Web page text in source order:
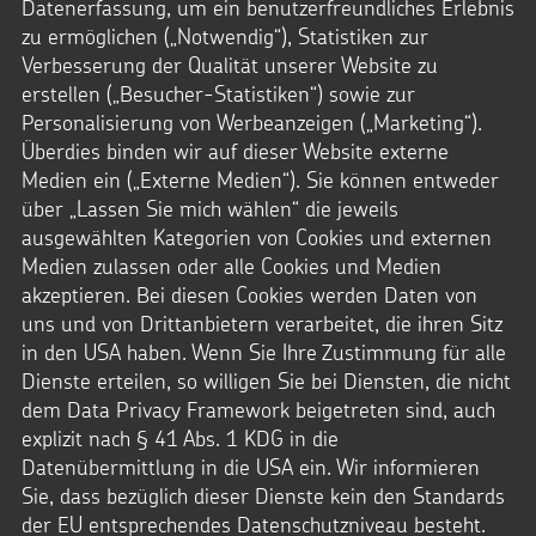
Fußbereich
NACH OBEN
Kindermissionswerk Die Sternsinger e.V.
Stephanstraße 35
52064 Aachen
Telefon: + 49 241.44 61-0
kontakt@sternsinger.de
Spendenkonto
Kindermissionswerk Die Sternsinger e.V.
IBAN: DE95 3706 0193 0000 0010 31
Datenerfassung, um ein benutzerfreundliches Erlebnis
zu ermöglichen („Notwendig“), Statistiken zur
Verbesserung der Qualität unserer Website zu
erstellen („Besucher-Statistiken“) sowie zur
Personalisierung von Werbeanzeigen („Marketing“).
Überdies binden wir auf dieser Website externe
Medien ein („Externe Medien“). Sie können entweder
über „Lassen Sie mich wählen“ die jeweils
ausgewählten Kategorien von Cookies und externen
Medien zulassen oder alle Cookies und Medien
akzeptieren. Bei diesen Cookies werden Daten von
uns und von Drittanbietern verarbeitet, die ihren Sitz
in den USA haben. Wenn Sie Ihre Zustimmung für alle
Dienste erteilen, so willigen Sie bei Diensten, die nicht
dem Data Privacy Framework beigetreten sind, auch
explizit nach § 41 Abs. 1 KDG in die
Datenübermittlung in die USA ein. Wir informieren
Sie, dass bezüglich dieser Dienste kein den Standards
der EU entsprechendes Datenschutzniveau besteht.